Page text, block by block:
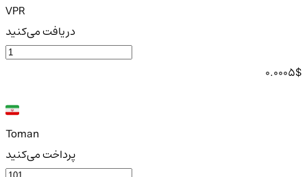
VPR
دریافت می‌کنید
0.0005$
Toman
پرداخت می‌کنید